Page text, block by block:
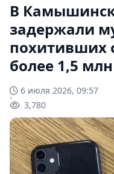
В
задержали
похитивших
более 1,5
6 июля 2026, 09:57
3,780